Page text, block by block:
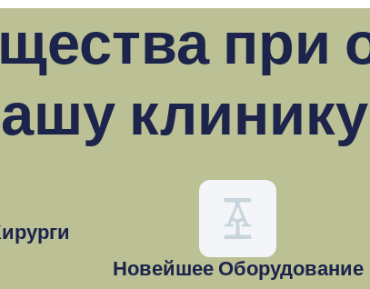
при
клинику
Новейшее Оборудование